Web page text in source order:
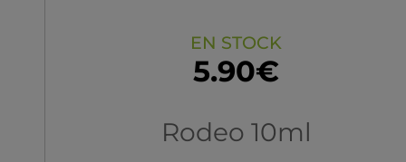
EN STOCK
5.90€
Rodeo 10ml